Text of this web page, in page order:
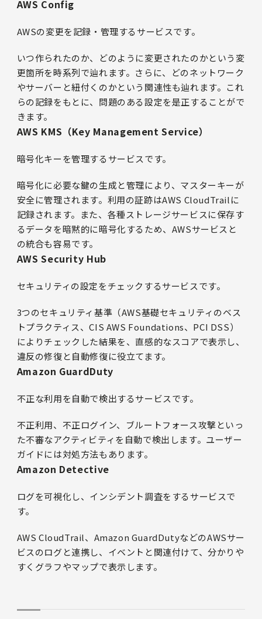
AWS Config
AWSの変更を記録・管理するサービスです。
いつ作られたのか、どのように変更されたのかという変
更箇所を時系列で辿れます。さらに、どのネットワーク
やサーバーと紐付くのかという関連性も辿れます。これ
らの記録をもとに、問題のある設定を是正することがで
きます。
AWS KMS（Key Management Service）
暗号化キーを管理するサービスです。
暗号化に必要な鍵の生成と管理により、マスターキーが
安全に管理されます。利用の証跡はAWS CloudTrailに
記録されます。また、各種ストレージサービスに保存す
るデータを暗黙的に暗号化するため、AWSサービスと
の統合も容易です。
AWS Security Hub
セキュリティの設定をチェックするサービスです。
3つのセキュリティ基準（AWS基礎セキュリティのベス
トプラクティス、CIS AWS Foundations、PCI DSS）
によりチェックした結果を、直感的なスコアで表示し、
違反の修復と自動修復に役立てます。
Amazon GuardDuty
不正な利用を自動で検出するサービスです。
不正利用、不正ログイン、ブルートフォース攻撃といっ
た不審なアクティビティを自動で検出します。ユーザー
ガイドには対処方法もあります。
Amazon Detective
ログを可視化し、インシデント調査をするサービスで
す。
AWS CloudTrail、Amazon GuardDutyなどのAWSサー
ビスのログと連携し、イベントと関連付けて、分かりや
すくグラフやマップで表示します。